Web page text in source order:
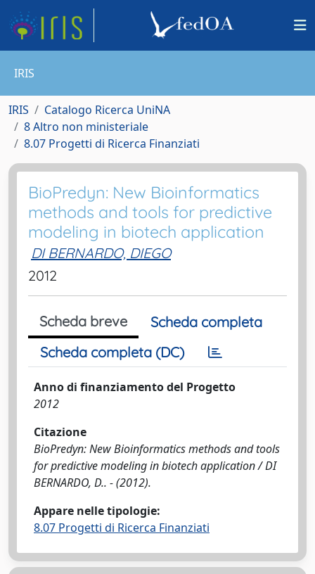
IRIS
IRIS
Catalogo Ricerca UniNA
8 Altro non ministeriale
8.07 Progetti di Ricerca Finanziati
BioPredyn: New Bioinformatics
methods and tools for predictive
modeling in biotech application
DI BERNARDO, DIEGO
2012
Scheda breve
Scheda completa
Scheda completa (DC)
Anno di finanziamento del Progetto
2012
Citazione
BioPredyn: New Bioinformatics methods and tools
for predictive modeling in biotech application / DI
BERNARDO, D.. - (2012).
Appare nelle tipologie:
8.07 Progetti di Ricerca Finanziati